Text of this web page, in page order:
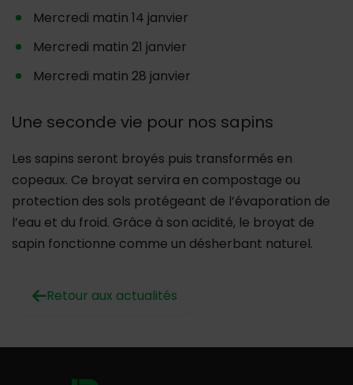
Mercredi matin 14 janvier
Mercredi matin 21 janvier
Mercredi matin 28 janvier
Une seconde vie pour nos sapins
Les sapins seront broyés puis transformés en
copeaux. Ce broyat servira en compostage ou
protection des sols protégeant de l’évaporation de
l’eau et du froid. Grâce à son acidité, le broyat de
sapin fonctionne comme un désherbant naturel.
Retour aux actualités